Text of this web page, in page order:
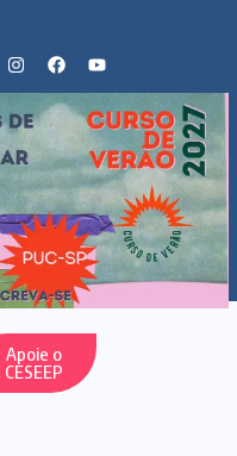
Apoie o
CESEEP